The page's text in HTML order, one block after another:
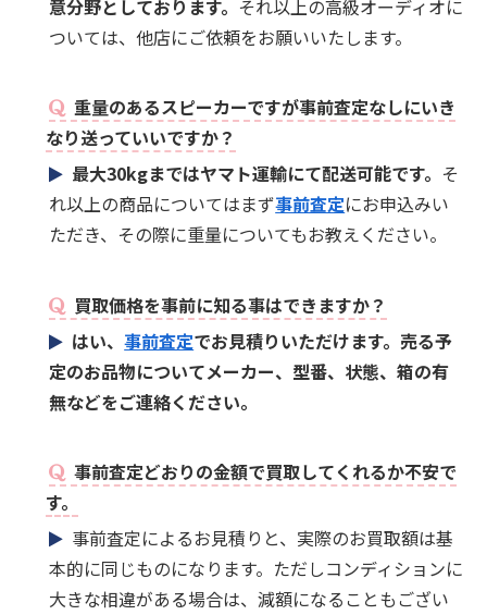
意分野としております。 それ以上の高級オーディオに
ついては、他店にご依頼をお願いいたします。
重量のあるスピーカーですが事前査定なしにいき
なり送っていいですか？
最大30kgまではヤマト運輸にて配送可能です。 そ
れ以上の商品についてはまず事前査定にお申込みい
ただき、その際に重量についてもお教えください。
買取価格を事前に知る事はできますか？
はい、事前査定でお見積りいただけます。売る予
定のお品物についてメーカー、型番、状態、箱の有
無などをご連絡ください。
事前査定どおりの金額で買取してくれるか不安で
す。
事前査定によるお見積りと、実際のお買取額は基
本的に同じものになります。ただしコンディションに
大きな相違がある場合は、減額になることもござい